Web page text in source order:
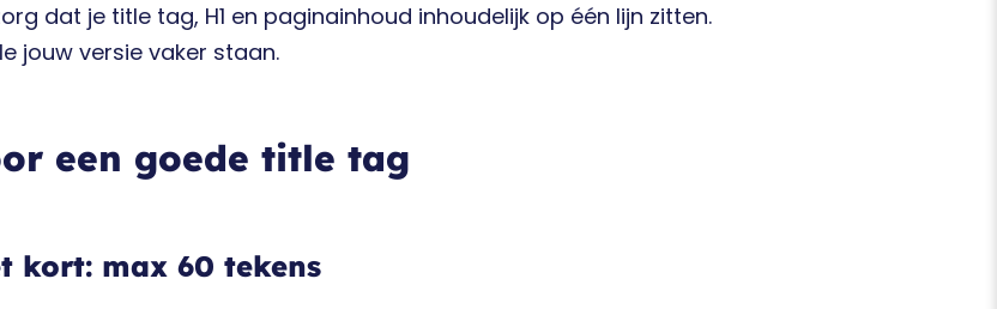
dat je title tag, H1 en paginainhoud inhoudelijk op één lijn zitten.
jouw versie vaker staan.
een goede title tag
kort: max 60 tekens